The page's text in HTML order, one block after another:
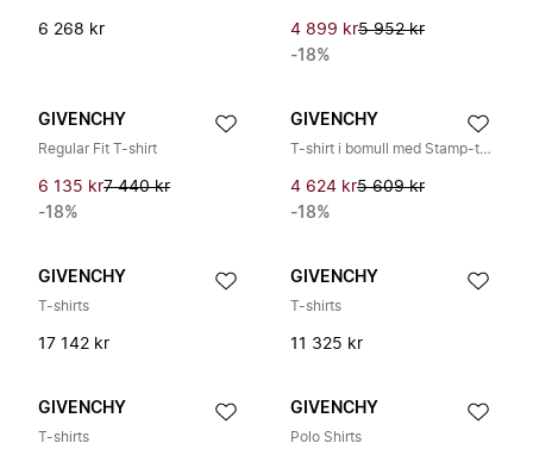
6 268 kr 4 899 kr5 952 kr
-18%
GIVENCHY
Regular Fit T-shirt
6 135 kr7 440 kr
-18%
GIVENCHY
T-shirt i bomull med Stamp-tryck
4 624 kr5 609 kr
-18%
GIVENCHY
T-shirts
17 142 kr
GIVENCHY
T-shirts
11 325 kr
GIVENCHY
T-shirts
GIVENCHY
Polo Shirts